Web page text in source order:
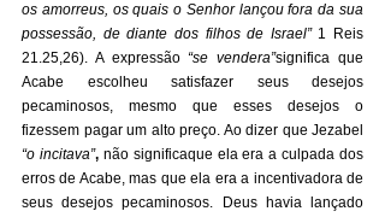
os amorreus, os quais o Senhor lançou fora da sua
possessão, de diante dos filhos de Israel” 1 Reis
21.25,26). A expressão “se vendera”significa que
Acabe escolheu satisfazer seus desejos
pecaminosos, mesmo que esses desejos o
“o incitava”, não significaque ela era a culpada dos
erros de Acabe, mas que ela era a incentivadora de
seus desejos pecaminosos. Deus havia lançado